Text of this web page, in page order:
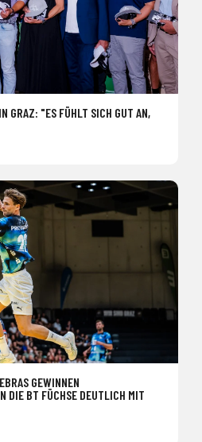
GRAZ: "ES FÜHLT SICH GUT AN,
GEWINNEN
DIE BT FÜCHSE DEUTLICH MIT